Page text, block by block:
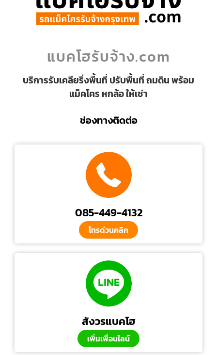
แบคโฮรับจ้าง.com
บริการรับเคลียริ่งพื้นที่ ปรับพื้นที่ ถมดิน พร้อม
แม็คโคร หกล้อ ให้เช่า
ช่องทางติดต่อ
085-449-4132
โทรด่วนคลิก
สังวรแบคโฮ
เพิ่มเพื่อนไลน์